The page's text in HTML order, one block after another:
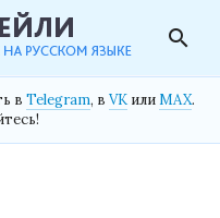
search
в Telegram, в VK илиMAX.